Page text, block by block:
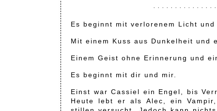
· · · · · · · · · · · · · ·
Es beginnt mit verlorenem Licht
Mit einem Kuss aus Dunkelheit und
Einem Geist ohne Erinnerung und
Es beginnt mit dir und mir.
Einst war Cassiel ein Engel, bis
Heute lebt er als Alec, ein